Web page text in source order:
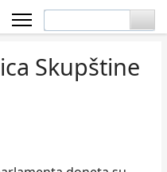
Skupštine